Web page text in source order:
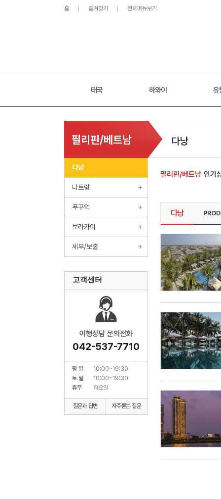
홈 즐겨찾기 전체메뉴보기
태국 하와이 유
필리핀/베트남
다낭
나트랑
푸꾸억
보라카이
세부/보홀
고객센터
여행상담 문의전화
042-537-7710
평 일
10:00~19:30
토.일
10:00~19:30
휴무
화요일
질문과 답변 자주묻는 질문
다낭
필리핀/베트남 인기
다낭